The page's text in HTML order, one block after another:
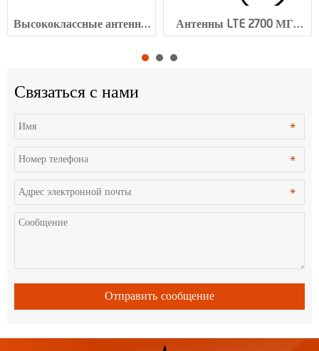
Высококлассные антенны
LTE с коэффициентом
Антенны LTE 2700 МГц
VSWR≤2.0 с разъемом N
Связаться с нами
Отправить сообщение